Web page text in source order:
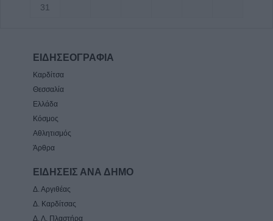
31
ΕΙΔΗΣΕΟΓΡΑΦΙΑ
Καρδίτσα
Θεσσαλία
Ελλάδα
Κόσμος
Αθλητισμός
Άρθρα
ΕΙΔΗΣΕΙΣ ΑΝΑ ΔΗΜΟ
Δ. Αργιθέας
Δ. Καρδίτσας
Δ. Λ. Πλαστήρα